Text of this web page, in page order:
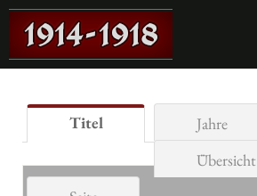
Titel
Jahre
Übersicht